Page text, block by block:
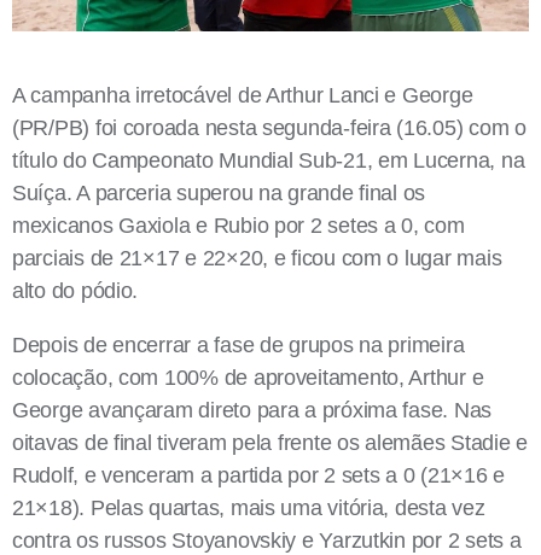
A campanha irretocável de Arthur Lanci e George
(PR/PB) foi coroada nesta segunda-feira (16.05) com o
título do Campeonato Mundial Sub-21, em Lucerna, na
Suíça. A parceria superou na grande final os
mexicanos Gaxiola e Rubio por 2 setes a 0, com
parciais de 21×17 e 22×20, e ficou com o lugar mais
alto do pódio.
Depois de encerrar a fase de grupos na primeira
colocação, com 100% de aproveitamento, Arthur e
George avançaram direto para a próxima fase. Nas
oitavas de final tiveram pela frente os alemães Stadie e
Rudolf, e venceram a partida por 2 sets a 0 (21×16 e
21×18). Pelas quartas, mais uma vitória, desta vez
contra os russos Stoyanovskiy e Yarzutkin por 2 sets a